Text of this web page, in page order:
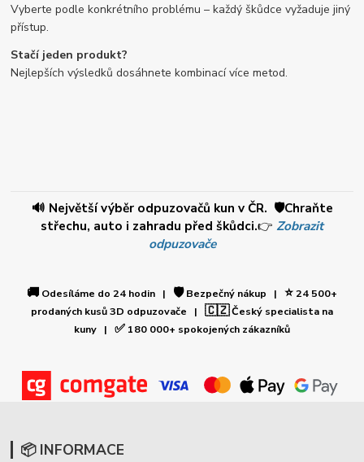
Vyberte podle konkrétního problému – každý škůdce vyžaduje jiný
přístup.
Stačí jeden produkt?
Nejlepších výsledků dosáhnete kombinací více metod.
🔊 Největší výběr odpuzovačů kun v ČR. 🛡️Chraňte
střechu, auto i zahradu před škůdci.👉 Zobrazit
odpuzovače
🚚 Odesíláme do 24 hodin | 🛡️Bezpečný nákup | ⭐24 500+
prodaných kusů 3D odpuzovače | 🇨🇿Český specialista na
kuny | ✅ 180 000+ spokojených zákazníků
📦 INFORMACE